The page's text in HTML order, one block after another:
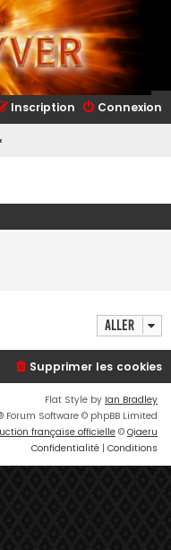
Connexion
Inscription
Aller
Supprimer les cookies
Flat Style by Ian Bradley
Forum Software © phpBB Limited
française officielle © Qiaeru
Confidentialité | Conditions